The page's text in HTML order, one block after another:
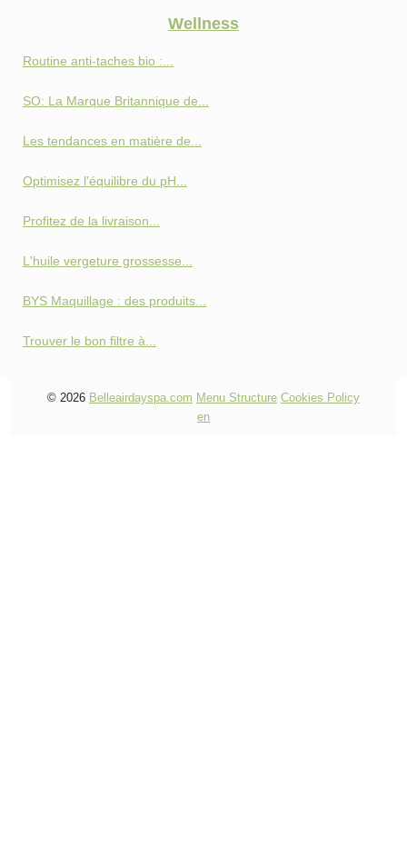
Wellness
Routine anti‑taches bio :...
SO: La Marque Britannique de...
Les tendances en matière de...
Optimisez l'équilibre du pH...
Profitez de la livraison...
L'huile vergeture grossesse...
BYS Maquillage : des produits...
Trouver le bon filtre à...
© 2026 Belleairdayspa.com Menu Structure Cookies Policy
en